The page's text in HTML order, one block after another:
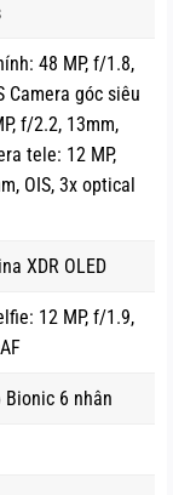
của mình.
cao sử dụng
kiệm pin chỉ sử
của các đối thủ
48 MP, f/1.8,
Camera góc siêu
f/2.2, 13mm,
tele: 12 MP,
OIS, 3x optical
XDR OLED
12 MP, f/1.9,
Bionic 6 nhân